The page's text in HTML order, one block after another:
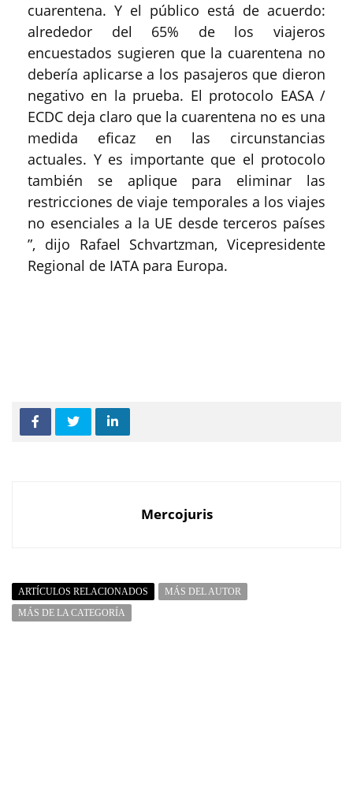
cuarentena. Y el público está de acuerdo:
alrededor del 65% de los viajeros
encuestados sugieren que la cuarentena no
debería aplicarse a los pasajeros que dieron
negativo en la prueba. El protocolo EASA /
ECDC deja claro que la cuarentena no es una
medida eficaz en las circunstancias
actuales. Y es importante que el protocolo
también se aplique para eliminar las
restricciones de viaje temporales a los viajes
no esenciales a la UE desde terceros países
”, dijo Rafael Schvartzman, Vicepresidente
Regional de IATA para Europa.
Mercojuris
ARTÍCULOS RELACIONADOS
MÁS DEL AUTOR
MÁS DE LA CATEGORÍA